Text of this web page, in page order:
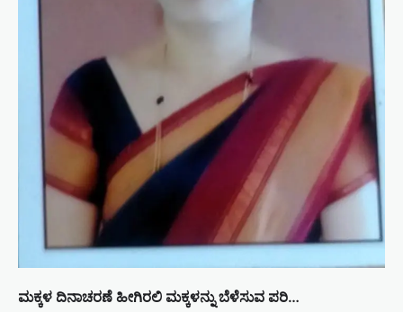
ಮಕ್ಕಳ ದಿನಾಚರಣೆ ಹೀಗಿರಲಿ ಮಕ್ಕಳನ್ನು ಬೆಳೆಸುವ ಪರಿ…